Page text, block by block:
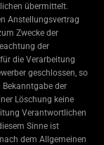
übermittelt.
Anstellungsvertrag
Zwecke der
der
die Verarbeitung
geschlossen, so
der
Löschung keine
Verantwortlichen
Sinne ist
dem Allgemeinen